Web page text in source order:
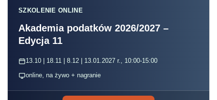
SZKOLENIE ONLINE
Akademia podatków 2026/2027 –
Edycja 11
13.10 | 18.11 | 8.12 | 13.01.2027 r., 10:00-15:00
online, na żywo + nagranie